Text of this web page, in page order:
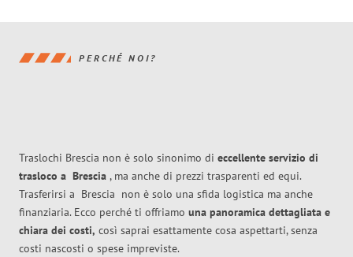
PERCHÉ NOI?
Traslochi Brescia non è solo sinonimo di eccellente servizio di
trasloco a Brescia , ma anche di prezzi trasparenti ed equi.
Trasferirsi a Brescia non è solo una sfida logistica ma anche
finanziaria. Ecco perché ti offriamo una panoramica dettagliata e
chiara dei costi, così saprai esattamente cosa aspettarti, senza
costi nascosti o spese impreviste.